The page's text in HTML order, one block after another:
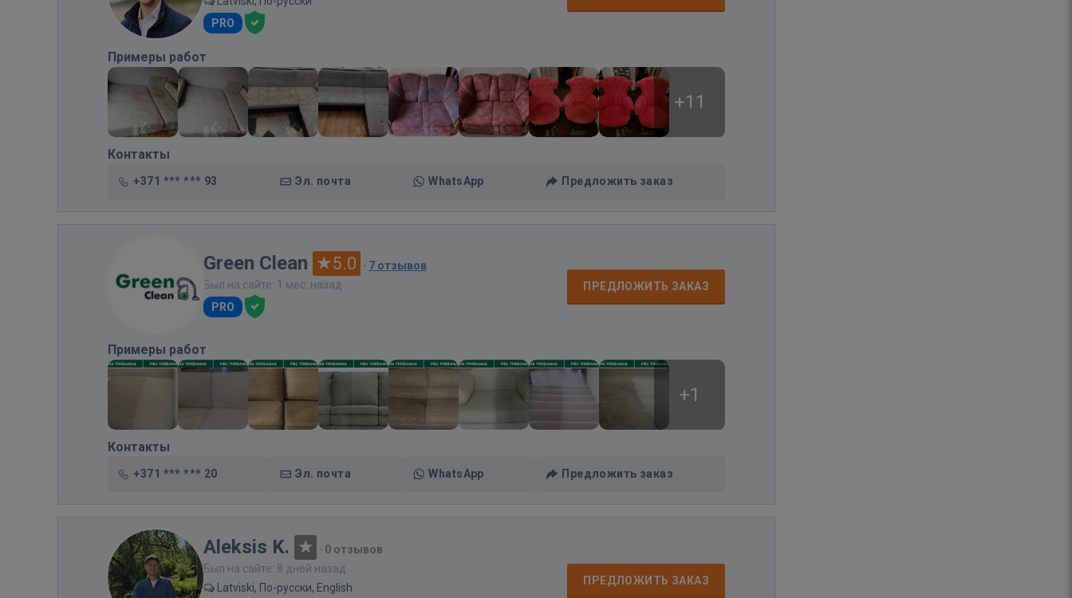
PRO
Примеры работ
+11
Контакты
+371 *** *** 93 Эл. почта WhatsApp Предложить заказ
Green Clean 5.0 · 7 отзывов
Был на сайте: 1 мес. назад
PRO
ПРЕДЛОЖИТЬ ЗАКАЗ
Примеры работ
+1
Контакты
+371 *** *** 20 Эл. почта WhatsApp Предложить заказ
Aleksis K. · 0 отзывов
Был на сайте: 8 дней назад
Latviski, По-русски, English
ПРЕДЛОЖИТЬ ЗАКАЗ